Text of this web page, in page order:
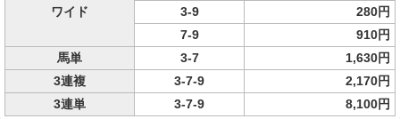
ワイド
3-9
280円
7-9
910円
馬単
3-7
1,630円
3連複
3-7-9
2,170円
3連単
3-7-9 8,100円